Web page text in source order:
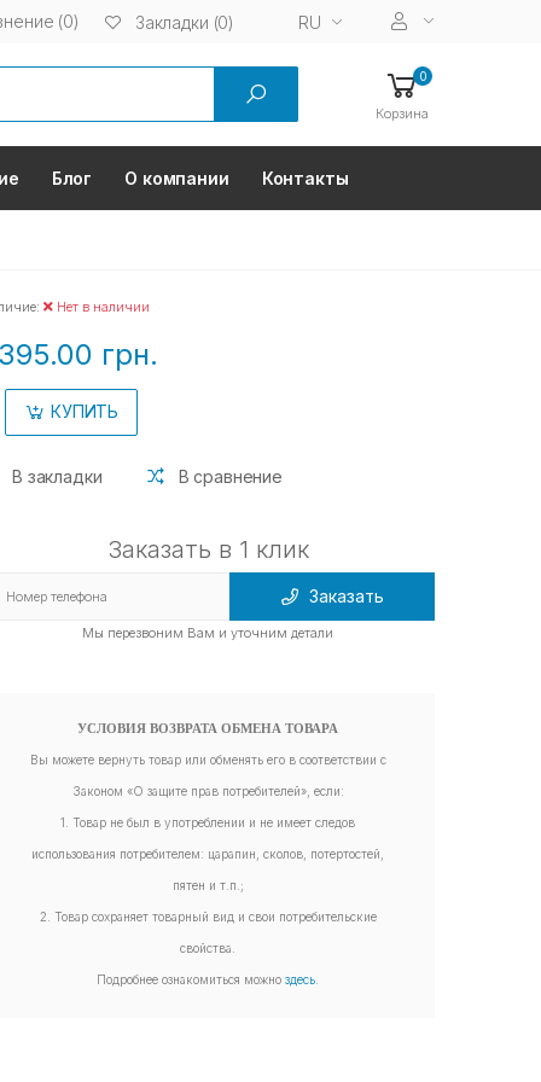
(0) Закладки (0) RU
0
Корзина
Блог О компании Контакты
Нет в наличии
грн.
КУПИТЬ
В закладки В сравнение
Заказать в 1 клик
Заказать
Мы перезвоним Вам и уточним детали
УСЛОВИЯ ВОЗВРАТА ОБМЕНА ТОВАРА
Вы можете вернуть товар или обменять его в соответствии с
Законом «О защите прав потребителей», если:
1. Товар не был в употреблении и не имеет следов
использования потребителем: царапин, сколов, потертостей,
пятен и т.п.;
2. Товар сохраняет товарный вид и свои потребительские
свойства.
Подробнее ознакомиться можно здесь